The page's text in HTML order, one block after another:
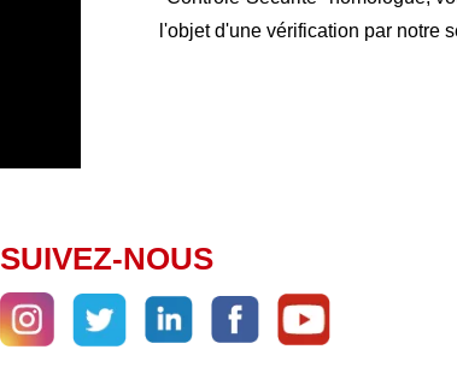
l'objet d'une vérification par notre
SUIVEZ-NOUS